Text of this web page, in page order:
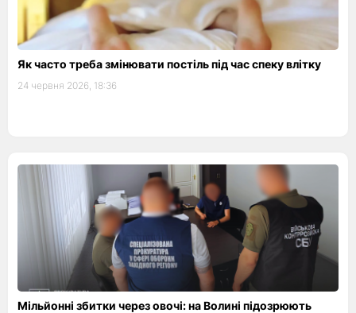
Як часто треба змінювати постіль під час спеку влітку
24 червня 2026, 18:36
Мільйонні збитки через овочі: на Волині підозрюють